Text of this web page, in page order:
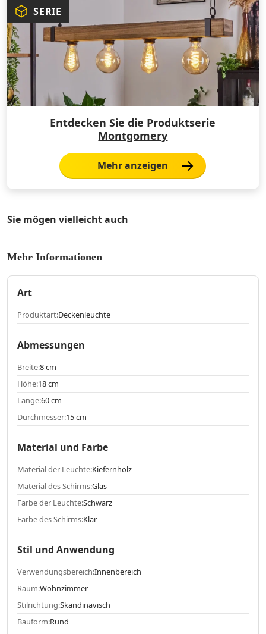
SERIE
Entdecken Sie die Produktserie
Montgomery
Mehr anzeigen
Sie mögen vielleicht auch
Mehr Informationen
Art
Produktart:Deckenleuchte
Abmessungen
Breite:8 cm
Höhe:18 cm
Länge:60 cm
Durchmesser:15 cm
Material und Farbe
Material der Leuchte:Kiefernholz
Material des Schirms:Glas
Farbe der Leuchte:Schwarz
Farbe des Schirms:Klar
Stil und Anwendung
Verwendungsbereich:Innenbereich
Raum:Wohnzimmer
Stilrichtung:Skandinavisch
Bauform:Rund